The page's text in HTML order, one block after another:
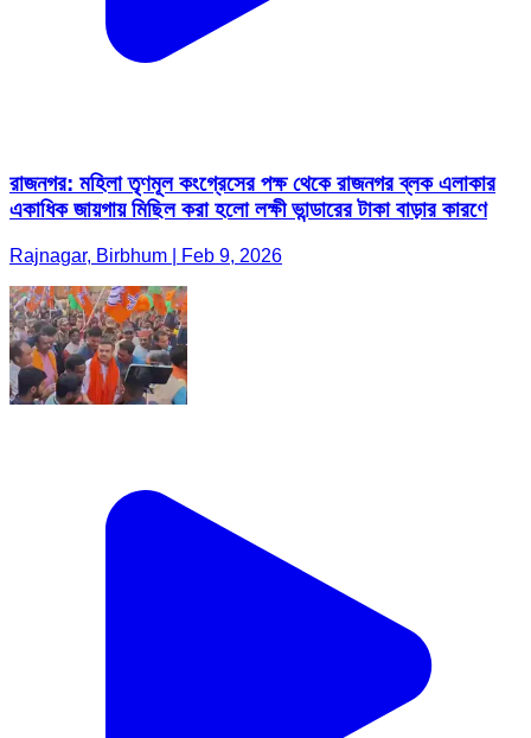
রাজনগর: মহিলা তৃণমূল কংগ্রেসের পক্ষ থেকে রাজনগর ব্লক এলাকার
একাধিক জায়গায় মিছিল করা হলো লক্ষী ভান্ডারের টাকা বাড়ার কারণে
Rajnagar, Birbhum | Feb 9, 2026